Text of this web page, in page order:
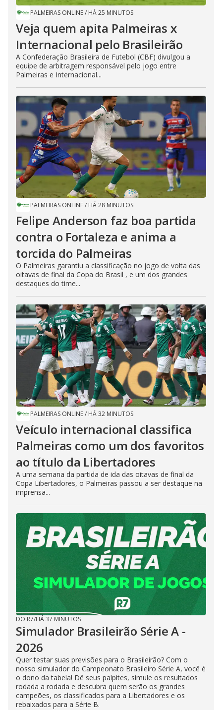
PALMEIRAS ONLINE/ HÁ 25 MINUTOS
Veja quem apita Palmeiras x
Internacional pelo Brasileirão
A Confederação Brasileira de Futebol (CBF) divulgou a
equipe de arbitragem responsável pelo jogo entre
Palmeiras e Internacional...
PALMEIRAS ONLINE/ HÁ 28 MINUTOS
Felipe Anderson faz boa partida
contra o Fortaleza e anima a
torcida do Palmeiras
O Palmeiras garantiu a classificação no jogo de volta das
oitavas de final da Copa do Brasil , e um dos grandes
destaques do time...
PALMEIRAS ONLINE/ HÁ 32 MINUTOS
Veículo internacional classifica
Palmeiras como um dos favoritos
ao título da Libertadores
A uma semana da partida de ida das oitavas de final da
Copa Libertadores, o Palmeiras passou a ser destaque na
imprensa...
DO R7/HÁ 37 MINUTOS
Simulador Brasileirão Série A -
2026
Quer testar suas previsões para o Brasileirão? Com o
nosso simulador do Campeonato Brasileiro Série A, você é
o dono da tabela! Dê seus palpites, simule os resultados
rodada a rodada e descubra quem serão os grandes
campeões, os classificados para a Libertadores e os
rebaixados para a Série B.